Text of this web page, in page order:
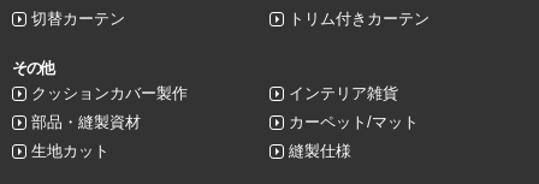
切替カーテン トリム付きカーテン
その他
クッションカバー製作
インテリア雑貨
部品・縫製資材
カーペット/マット
生地カット
縫製仕様